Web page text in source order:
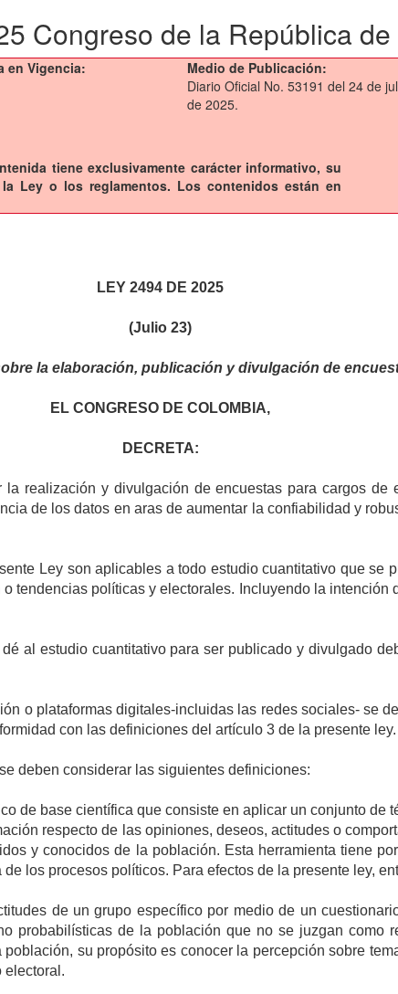
Congreso de la República
en Vigencia:
Medio de Publicación:
Diario Oficial No. 53191 del 24 de
de 2025.
tiene exclusivamente carácter informativo, su
Ley o los reglamentos. Los contenidos están en
LEY 2494 DE 2025
(Julio 23)
la elaboración, publicación y divulgación de
EL CONGRESO DE COLOMBIA,
DECRETA:
realización y divulgación de encuestas para cargos
de los datos en aras de aumentar la confiabilidad y
Ley son aplicables a todo estudio cuantitativo que
tendencias políticas y electorales. Incluyendo la intención
al estudio cuantitativo para ser publicado y divulgado
o plataformas digitales-incluidas las redes sociales- se
con las definiciones del artículo 3 de la presente ley.
deben considerar las siguientes definiciones:
de base científica que consiste en aplicar un conjunto de
respecto de las opiniones, deseos, actitudes o
y conocidos de la población. Esta herramienta tiene
los procesos políticos. Para efectos de la presente ley,
de un grupo específico por medio de un
probabilísticas de la población que no se juzgan como
su propósito es conocer la percepción sobre
electoral.